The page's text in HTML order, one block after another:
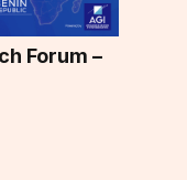
Forum –